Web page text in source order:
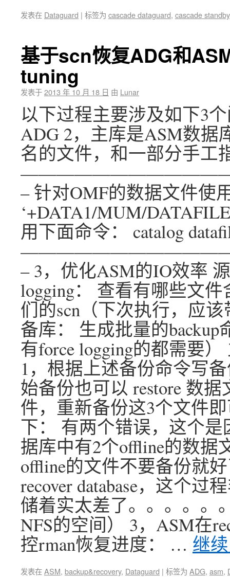
发表在 Dataguard | 标签为 cascade dataguard, cascade standby
基于scn恢复ADG和
tuning
发表于2013 年 10 月 18 日 由 Lunar
以下过程主要涉及如下3
ADG 2，主库是ASM数据
名的文件，和一部分手工
– 针对OMF的数据文件使
‘+DATA1/MUM/
用下面命令： catalog
– 3，优化ASM的IO效率
logging： 查看有哪些文
们的scn（下次执行，应
备库： 生成批量的
有force logging的都需要
1，根据上述备份命令写
始备份也可以 restore 数
件，重新备份这3个文件
下： 有两个错误，这个
据库中有2个offline的数据
offline的文件不要备份就
recover database，这个过
储着实太差了。。。。。
NFS的空间） 3，ASM在
控rman恢复进度： … 继
发表在ASM, backup&recovery, Dataguard | 标签为 ADG, asm,